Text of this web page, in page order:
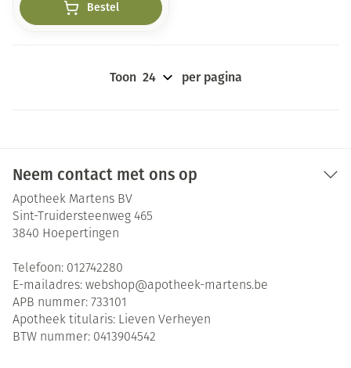
Bestel
Toon per pagina
Neem contact met ons op
Apotheek Martens BV
Sint-Truidersteenweg 465
3840 Hoepertingen
Telefoon: 012742280
E-mailadres: webshop@apotheek-martens.be
APB nummer: 733101
Apotheek titularis: Lieven Verheyen
BTW nummer: 0413904542